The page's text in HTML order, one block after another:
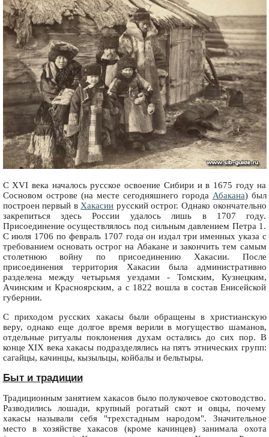
С XVI века началось русское освоение Сибири и в 1675 году на
Сосновом острове (на месте сегодняшнего города Абакана) был
построен первый в Хакасии русский острог. Однако окончательно
закрепиться здесь России удалось лишь в 1707 году.
Присоединение осуществлялось под сильным давлением Петра 1.
С июля 1706 по февраль 1707 года он издал три именных указа с
требованием основать острог на Абакане и закончить тем самым
столетнюю войну по присоединению Хакасии. После
присоединения территория Хакасии была административно
разделена между четырьмя уездами - Томским, Кузнецким,
Ачинским и Красноярским, а с 1822 вошла в состав Енисейской
губернии.
С приходом русских хакасы были обращены в христианскую
веру, однако еще долгое время верили в могущество шаманов,
отдельные ритуалы поклонения духам остались до сих пор. В
конце XIX века хакасы подразделялись на пятъ этнических групп:
сагайцы, качинцы, кызыльцы, койбалы и бельтыры.
Быт и традиции
Традиционным занятием хакасов было полукочевое скотоводство.
Разводились лошади, крупный рогатый скот и овцы, почему
хакасы называли себя "трехстадным народом". Значительное
место в хозяйстве хакасов (кроме качинцев) занимала охота